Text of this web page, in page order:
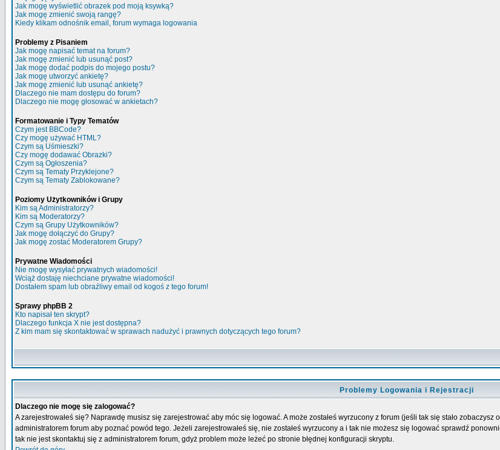
Jak mogę wyświetlić obrazek pod moją ksywką?
Jak mogę zmienić swoją rangę?
Kiedy klikam odnośnik email, forum wymaga logowania
Problemy z Pisaniem
Jak mogę napisać temat na forum?
Jak mogę zmienić lub usunąć post?
Jak mogę dodać podpis do mojego postu?
Jak mogę utworzyć ankietę?
Jak mogę zmienić lub usunąć ankietę?
Dlaczego nie mam dostępu do forum?
Dlaczego nie mogę głosować w ankietach?
Formatowanie i Typy Tematów
Czym jest BBCode?
Czy mogę używać HTML?
Czym są Uśmieszki?
Czy mogę dodawać Obrazki?
Czym są Ogłoszenia?
Czym są Tematy Przyklejone?
Czym są Tematy Zablokowane?
Poziomy Użytkowników i Grupy
Kim są Administratorzy?
Kim są Moderatorzy?
Czym są Grupy Użytkowników?
Jak mogę dołączyć do Grupy?
Jak mogę zostać Moderatorem Grupy?
Prywatne Wiadomości
Nie mogę wysyłać prywatnych wiadomości!
Wciąż dostaję niechciane prywatne wiadomości!
Dostałem spam lub obraźliwy email od kogoś z tego forum!
Sprawy phpBB 2
Kto napisał ten skrypt?
Dlaczego funkcja X nie jest dostępna?
Z kim mam się skontaktować w sprawach nadużyć i prawnych dotyczących tego forum?
Problemy Logowania i Rejestracji
Dlaczego nie mogę się zalogować?
A zarejestrowałeś się? Naprawdę musisz się zarejestrować aby móc się logować. A może zostałeś wyrzucony z forum (jeśli tak się stało
administratorem forum aby poznać powód tego. Jeżeli zarejestrowałeś się, nie zostałeś wyrzucony a i tak nie możesz się logować sprawdź
tak nie jest skontaktuj się z administratorem forum, gdyż problem może leżeć po stronie błędnej konfiguracji skryptu.